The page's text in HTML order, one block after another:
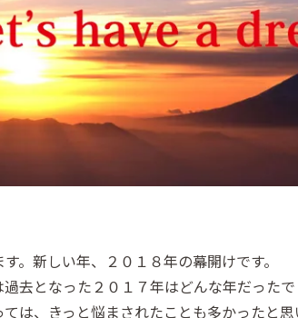
。新しい年、２０１８年の幕開けです。
去となった２０１７年はどんな年だったで
は、きっと悩まされたことも多かったと